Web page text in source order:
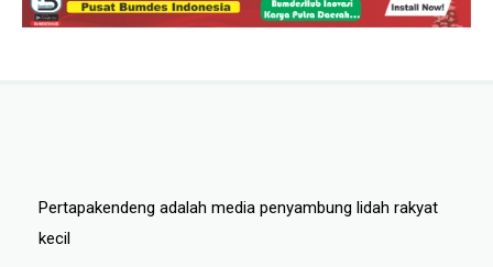
Pertapakendeng adalah media penyambung lidah rakyat
kecil